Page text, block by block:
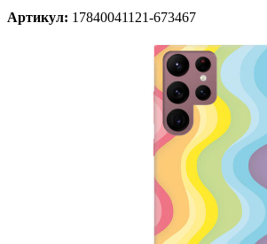
Артикул: 17840041121-673467